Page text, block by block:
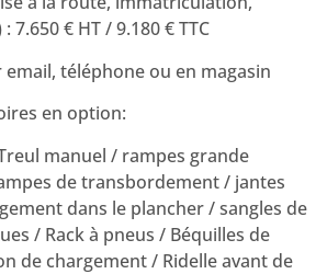
7.650 € HT / 9.180 € TTC
email, téléphone ou en magasin
en option:
manuel / rampes grande
de transbordement / jantes
dans le plancher / sangles de
/ Rack à pneus / Béquilles de
de chargement / Ridelle avant de